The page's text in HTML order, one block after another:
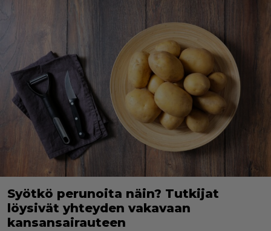
Syötkö perunoita näin? Tutkijat
löysivät yhteyden vakavaan
kansansairauteen